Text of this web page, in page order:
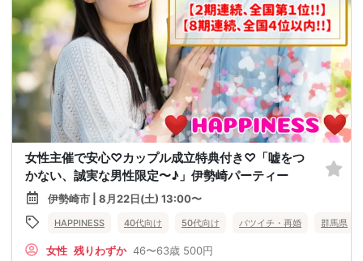
女性主催で安心♡カップル成立特典付き♡「嘘をつ
かない、誠実な男性限定〜♪」伊勢崎パーティー
伊勢崎市 | 8月22日(土) 13:00〜
HAPPINESS 40代向け 50代向け バツイチ・再婚 群馬県
女性 残りわずか 46〜63歳 500円